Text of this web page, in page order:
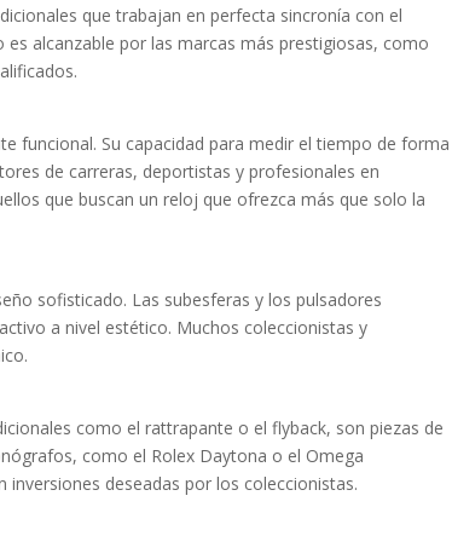
que trabajan en perfecta sincronía con el
alcanzable por las marcas más prestigiosas, como
funcional. Su capacidad para medir el tiempo de forma
de carreras, deportistas y profesionales en
que buscan un reloj que ofrezca más que solo la
sofisticado. Las subesferas y los pulsadores
a nivel estético. Muchos coleccionistas y
como el rattrapante o el flyback, son piezas de
como el Rolex Daytona o el Omega
deseadas por los coleccionistas.